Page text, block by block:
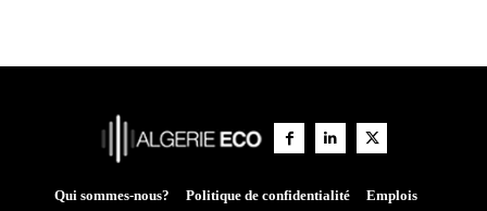
Qui sommes-nous? Politique de confidentialité
Emplois